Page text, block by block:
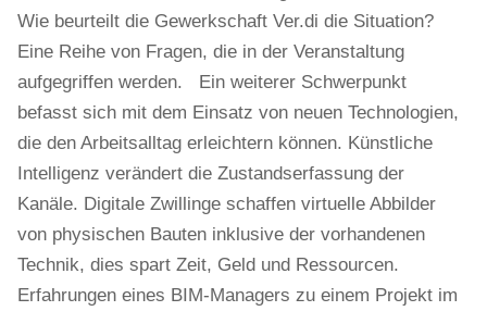
Wie beurteilt die Gewerkschaft Ver.di die Situation?
Eine Reihe von Fragen, die in der Veranstaltung
aufgegriffen werden. Ein weiterer Schwerpunkt
befasst sich mit dem Einsatz von neuen Technologien,
die den Arbeitsalltag erleichtern können. Künstliche
Intelligenz verändert die Zustandserfassung der
Kanäle. Digitale Zwillinge schaffen virtuelle Abbilder
von physischen Bauten inklusive der vorhandenen
Technik, dies spart Zeit, Geld und Ressourcen.
Erfahrungen eines BIM-Managers zu einem Projekt im